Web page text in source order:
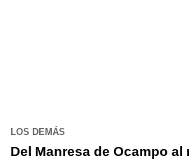
LOS DEMÁS
Del Manresa de Ocampo